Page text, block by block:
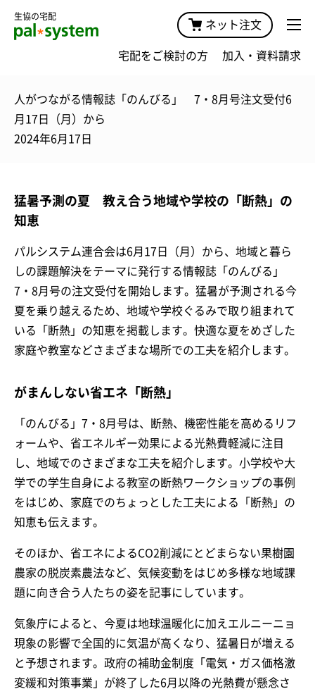
生協の宅配
ネット注文
宅配をご検討の方 加入・資料請求
人がつながる情報誌「のんびる」 7・8月号注文受付6
月17日（月）から
2024年6月17日
猛暑予測の夏 教え合う地域や学校の「断熱」の
知恵
パルシステム連合会は6月17日（月）から、地域と暮ら
しの課題解決をテーマに発行する情報誌「のんびる」
7・8月号の注文受付を開始します。猛暑が予測される今
夏を乗り越えるため、地域や学校ぐるみで取り組まれて
いる「断熱」の知恵を掲載します。快適な夏をめざした
家庭や教室などさまざまな場所での工夫を紹介します。
がまんしない省エネ「断熱」
「のんびる」7・8月号は、断熱、機密性能を高めるリフ
ォームや、省エネルギー効果による光熱費軽減に注目
し、地域でのさまざまな工夫を紹介します。小学校や大
学での学生自身による教室の断熱ワークショップの事例
をはじめ、家庭でのちょっとした工夫による「断熱」の
知恵も伝えます。
そのほか、省エネによるCO2削減にとどまらない果樹園
農家の脱炭素農法など、気候変動をはじめ多様な地域課
題に向き合う人たちの姿を記事にしています。
気象庁によると、今夏は地球温暖化に加えエルニーニョ
現象の影響で全国的に気温が高くなり、猛暑日が増える
と予想されます。政府の補助金制度「電気・ガス価格激
変緩和対策事業」が終了した6月以降の光熱費が懸念さ